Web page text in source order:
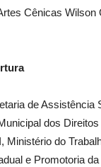
Cênicas Wilson
de Assistência
dos
Ministério do
e Promotoria